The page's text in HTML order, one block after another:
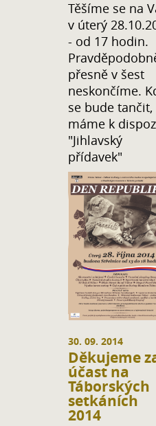
Těšíme se na
v úterý
- od 17 hodin.
přesně v šest
neskončíme.
se bude tančit,
máme k
"Jihlavský
přídavek"
30. 09. 2014
Děkujeme
účast na
Táborských
setkáních
2014